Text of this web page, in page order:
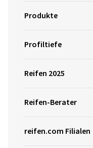
Produkte
Profiltiefe
Reifen 2025
Reifen-Berater
reifen.com Filialen